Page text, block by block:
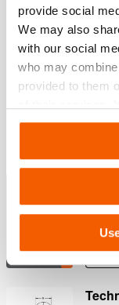
provide social
We may also
with our social
who may
provided to them
Settings. See our
JPG
PDF